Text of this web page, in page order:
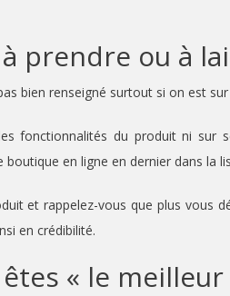
prendre ou à
bien renseigné surtout si on est
fonctionnalités du produit ni sur
boutique en ligne en dernier dans la
et rappelez-vous que plus vous
en crédibilité.
« le meilleur